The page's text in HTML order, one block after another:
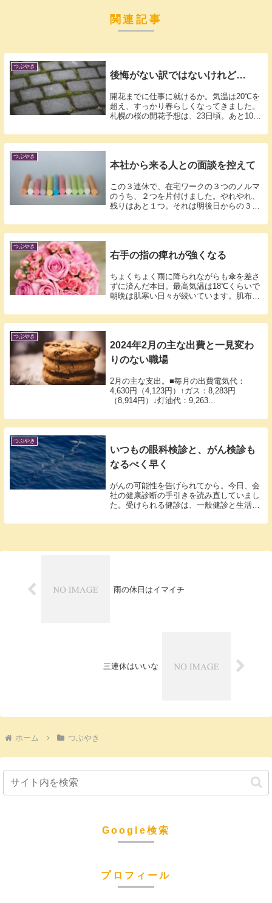
関連記事
つぶやき
後悔がない訳ではないけれど…
開花までに仕事に就けるか。気温は20℃を
超え、すっかり春らしくなってきました。
札幌の桜の開花予想は、23日頃。あと10
つぶやき
本社から来る人との面談を控えて
この３連休で、在宅ワークの３つのノルマ
のうち、２つを片付けました。やれやれ、
残りはあと１つ。それは明後日からの３連
つぶやき
右手の指の痺れが強くなる
ちょくちょく雨に降られながらも傘を差さ
ずに済んだ本日。最高気温は18℃くらいで
朝晩は肌寒い日々が続いています。肌布団
つぶやき
2024年2月の主な出費と一見変わ
りのない職場
2月の主な支出。■毎月の出費電気代：
4,630円（4,123円）↑ガス：8,283円
（8,914円）↓灯油代：9,263...
つぶやき
いつもの眼科検診と、がん検診も
なるべく早く
がんの可能性を告げられてから。今日、会
社の健康診断の手引きを読み直していまし
た。受けられる健診は、一般健診と生活習
雨の休日はイマイチ
三連休はいいな
ホーム つぶやき
Google検索
プロフィール